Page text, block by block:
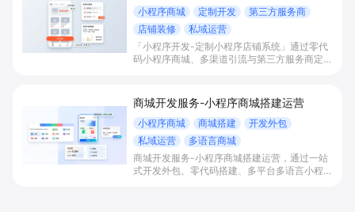
小程序商城 定制开发
第三方服务商
店铺装修
私域运营
「小程序开发-定制小程序店铺系统」通过零代
码小程序商城、多渠道引流与第三方服务商定制
私域运营场景，提升获客与复购，实现线上生意
增长。
商城开发服务-小程序商城搭建运营
小程序商城 商城搭建
开发外包
私域运营
多语言商城
商城开发服务-小程序商城搭建运营，通过一站
式开发外包、零代码搭建、多平台多语言小程序